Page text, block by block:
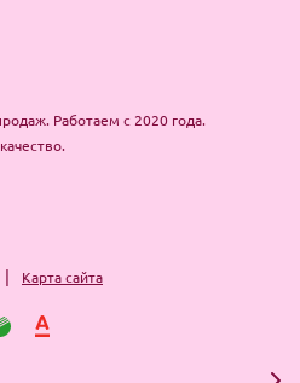
Работаем с 2020 года.
| Карта сайта